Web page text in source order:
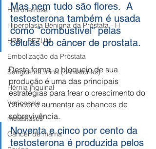
Hidronefrose
Hiperplasia Benigna da Próstata - H
HPB - REZUM
Embolização da Próstata
Sangue na urina (hematúrias)
Hérnia inguinal
Varicocele
metástases
Câncer de mama
Mas nem tudo são flores.  A
testosterona também é usada
como "combustível" pelas
células do câncer de prostata.
Desta forma, o bloqueio de sua
produção é uma das principais
estratégias para frear o crescimento do
câncer e aumentar as chances de
sobrevivência.
Noventa e cinco por cento da
testosterona é produzida pelos